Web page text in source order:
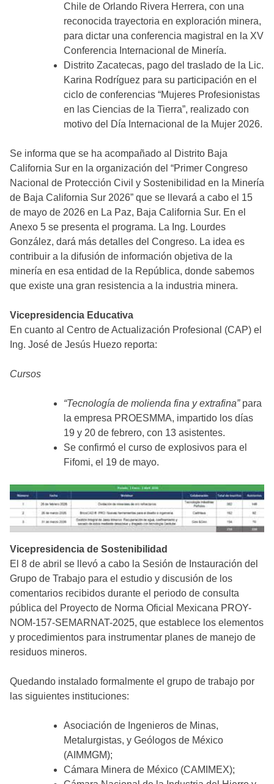
Chile de Orlando Rivera Herrera, con una
reconocida trayectoria en exploración minera,
para dictar una conferencia magistral en la XV
Conferencia Internacional de Minería.
Distrito Zacatecas, pago del traslado de la Lic.
Karina Rodríguez para su participación en el
ciclo de conferencias “Mujeres Profesionistas
en las Ciencias de la Tierra”, realizado con
motivo del Día Internacional de la Mujer 2026.
Se informa que se ha acompañado al Distrito Baja
California Sur en la organización del “Primer Congreso
Nacional de Protección Civil y Sostenibilidad en la Minería
de Baja California Sur 2026” que se llevará a cabo el 15
de mayo de 2026 en La Paz, Baja California Sur. En el
Anexo 5 se presenta el programa. La Ing. Lourdes
González, dará más detalles del Congreso. La idea es
contribuir a la difusión de información objetiva de la
minería en esa entidad de la República, donde sabemos
que existe una gran resistencia a la industria minera.
Vicepresidencia Educativa
En cuanto al Centro de Actualización Profesional (CAP) el
Ing. José de Jesús Huezo reporta:
Cursos
“Tecnología de molienda fina y extrafina” para
la empresa PROESMMA, impartido los días
19 y 20 de febrero, con 13 asistentes.
Se confirmó el curso de explosivos para el
Fifomi, el 19 de mayo.
Vicepresidencia de Sostenibilidad
El 8 de abril se llevó a cabo la Sesión de Instauración del
Grupo de Trabajo para el estudio y discusión de los
comentarios recibidos durante el periodo de consulta
pública del Proyecto de Norma Oficial Mexicana PROY-
NOM-157-SEMARNAT-2025, que establece los elementos
y procedimientos para instrumentar planes de manejo de
residuos mineros.
Quedando instalado formalmente el grupo de trabajo por
las siguientes instituciones:
Asociación de Ingenieros de Minas,
Metalurgistas, y Geólogos de México
(AIMMGM);
Cámara Minera de México (CAMIMEX);